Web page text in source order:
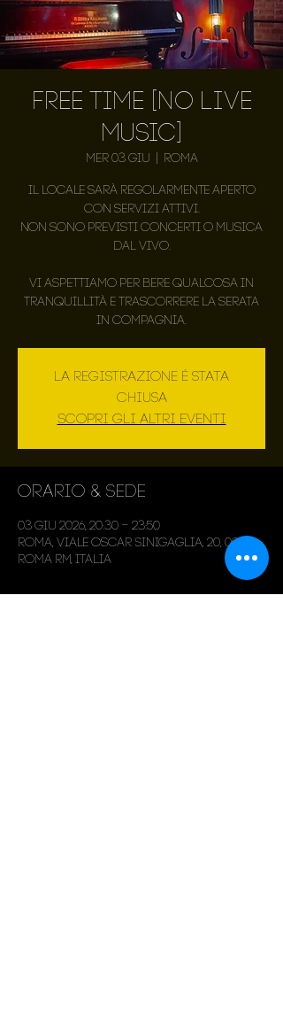
Free Time [NO LIVE
MUSIC]
mer 03 giu Roma
Il locale sarà regolarmente aperto
con servizi attivi.
Non sono previsti concerti o musica
dal vivo.
Vi aspettiamo per bere qualcosa in
tranquillità e trascorrere la serata
in compagnia.
La registrazione è stata
chiusa
Scopri gli altri eventi
Orario & Sede
03 giu 2026, 20:30 – 23:50
Roma, Viale Oscar Sinigaglia, 20, 00143
Roma RM, Italia